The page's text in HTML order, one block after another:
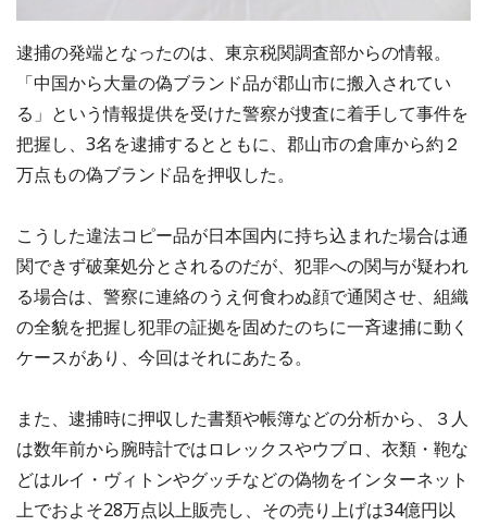
逮捕の発端となったのは、東京税関調査部からの情報。
「中国から大量の偽ブランド品が郡山市に搬入されてい
る」という情報提供を受けた警察が捜査に着手して事件を
把握し、3名を逮捕するとともに、郡山市の倉庫から約２
万点もの偽ブランド品を押収した。
こうした違法コピー品が日本国内に持ち込まれた場合は通
関できず破棄処分とされるのだが、犯罪への関与が疑われ
る場合は、警察に連絡のうえ何食わぬ顔で通関させ、組織
の全貌を把握し犯罪の証拠を固めたのちに一斉逮捕に動く
ケースがあり、今回はそれにあたる。
また、逮捕時に押収した書類や帳簿などの分析から、３人
は数年前から腕時計ではロレックスやウブロ、衣類・鞄な
どはルイ・ヴィトンやグッチなどの偽物をインターネット
上でおよそ28万点以上販売し、その売り上げは34億円以